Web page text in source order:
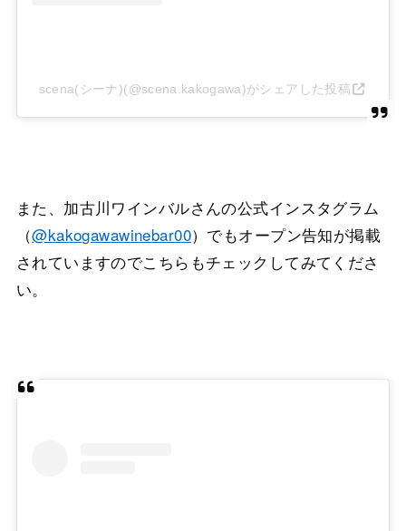
scena(シーナ)(@scena.kakogawa)がシェアした投稿
また、加古川ワインバルさんの公式インスタグラム
（@kakogawawinebar00）でもオープン告知が掲載
されていますのでこちらもチェックしてみてくださ
い。